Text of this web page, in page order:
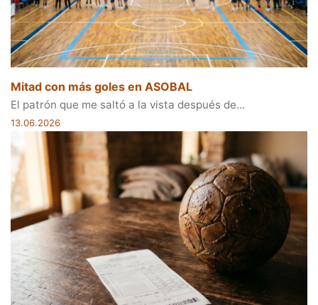
Mitad con más goles en ASOBAL
El patrón que me saltó a la vista después de...
13.06.2026